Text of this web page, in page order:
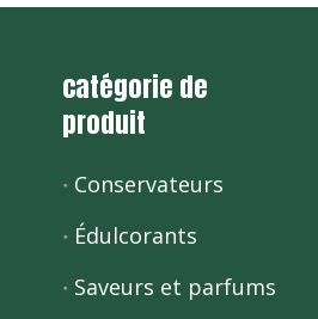
catégorie de
produit
Conservateurs
Édulcorants
Saveurs et parfums